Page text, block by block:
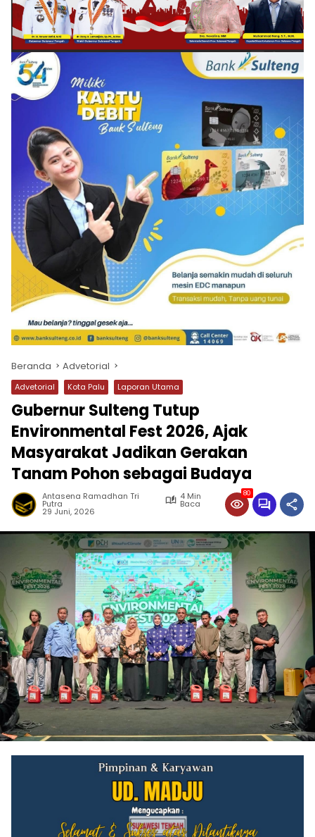
Beranda Advetorial
Advetorial Kota Palu Laporan Utama
Gubernur Sulteng Tutup
Environmental Fest 2026, Ajak
Masyarakat Jadikan Gerakan
Tanam Pohon sebagai Budaya
Antasena Ramadhan Tri
Putra
4 Min
Baca
29 Juni, 2026
80